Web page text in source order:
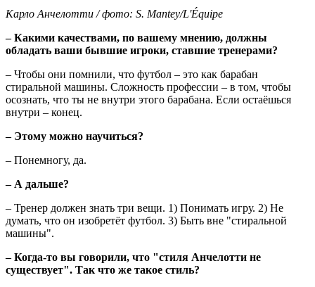
Карло Анчелотти / фото: S. Mantey/L'Équipe
– Какими качествами, по вашему мнению, должны
обладать ваши бывшие игроки, ставшие тренерами?
– Чтобы они помнили, что футбол – это как барабан
стиральной машины. Сложность профессии – в том, чтобы
осознать, что ты не внутри этого барабана. Если остаёшься
внутри – конец.
– Этому можно научиться?
– Понемногу, да.
– А дальше?
– Тренер должен знать три вещи. 1) Понимать игру. 2) Не
думать, что он изобретёт футбол. 3) Быть вне "стиральной
машины".
– Когда-то вы говорили, что "стиля Анчелотти не
существует". Так что же такое стиль?